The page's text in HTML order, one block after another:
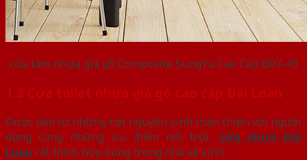
cửa tắm nhựa giả gỗ Composite SungYu Cao Cấp B07-49
1.3 Cửa toilet nhựa giả gỗ cao cấp Đài Loan
Được làm từ những hạt nguyên sinh thân thiện với người
dùng cùng những ưu điểm nổi trội, cửa nhựa Đài
Loan rất thích hợp dùng trong nhà vệ sinh.